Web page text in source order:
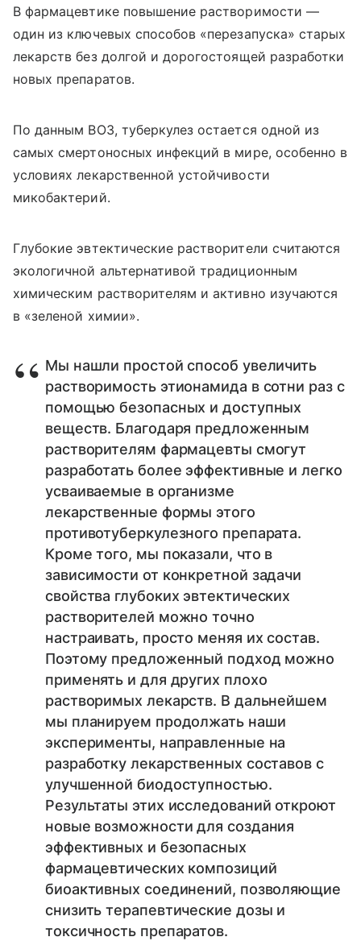
В фармацевтике повышение растворимости —
один из ключевых способов «перезапуска» старых
лекарств без долгой и дорогостоящей разработки
новых препаратов.
По данным ВОЗ, туберкулез остается одной из
самых смертоносных инфекций в мире, особенно в
условиях лекарственной устойчивости
микобактерий.
Глубокие эвтектические растворители считаются
экологичной альтернативой традиционным
химическим растворителям и активно изучаются
в «зеленой химии».
Мы нашли простой способ увеличить
растворимость этионамида в сотни раз с
помощью безопасных и доступных
веществ. Благодаря предложенным
растворителям фармацевты смогут
разработать более эффективные и легко
усваиваемые в организме
лекарственные формы этого
противотуберкулезного препарата.
Кроме того, мы показали, что в
зависимости от конкретной задачи
свойства глубоких эвтектических
растворителей можно точно
настраивать, просто меняя их состав.
Поэтому предложенный подход можно
применять и для других плохо
растворимых лекарств. В дальнейшем
мы планируем продолжать наши
эксперименты, направленные на
разработку лекарственных составов с
улучшенной биодоступностью.
Результаты этих исследований откроют
новые возможности для создания
эффективных и безопасных
фармацевтических композиций
биоактивных соединений, позволяющие
снизить терапевтические дозы и
токсичность препаратов.